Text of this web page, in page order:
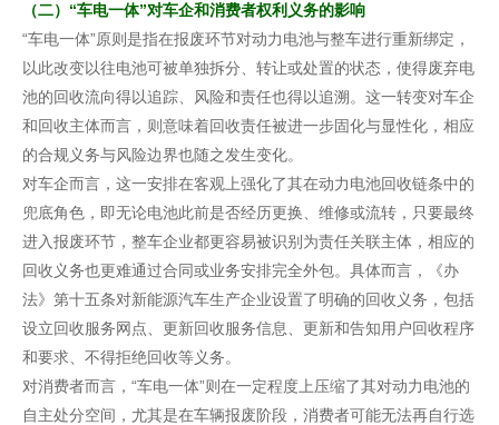
（二）“车电一体”对车企和消费者权利义务的影响
“车电一体”原则是指在报废环节对动力电池与整车进行重新绑定，
以此改变以往电池可被单独拆分、转让或处置的状态，使得废弃电
池的回收流向得以追踪、风险和责任也得以追溯。这一转变对车企
和回收主体而言，则意味着回收责任被进一步固化与显性化，相应
的合规义务与风险边界也随之发生变化。
对车企而言，这一安排在客观上强化了其在动力电池回收链条中的
兜底角色，即无论电池此前是否经历更换、维修或流转，只要最终
进入报废环节，整车企业都更容易被识别为责任关联主体，相应的
回收义务也更难通过合同或业务安排完全外包。具体而言，《办
法》第十五条对新能源汽车生产企业设置了明确的回收义务，包括
设立回收服务网点、更新回收服务信息、更新和告知用户回收程序
和要求、不得拒绝回收等义务。
对消费者而言，“车电一体”则在一定程度上压缩了其对动力电池的
自主处分空间，尤其是在车辆报废阶段，消费者可能无法再自行选